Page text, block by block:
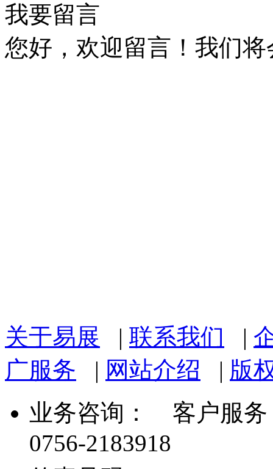
我要留言
您好，欢迎留言！我们
关于易展 | 联系我们 |
广服务 | 网站介绍 | 版
业务咨询：
客户服务
0756-2183918